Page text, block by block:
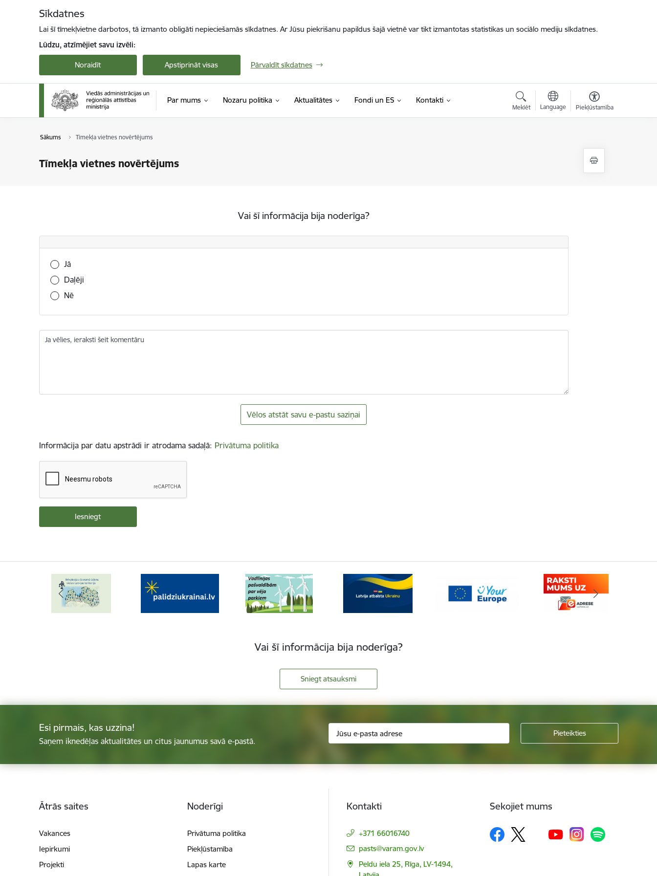
Sīkdatnes
Lai šī tīmekļvietne darbotos, tā izmanto obligāti nepieciešamās sīkdatnes. Ar Jūsu piekrišanu papildus šajā vietnē var tikt izmantotas statistikas un sociālo mediju sīkdatnes.
Lūdzu, atzīmējiet savu izvēli:
Noraidīt Apstiprināt visas Pārvaldīt sīkdatnes
Par mums Nozaru politika Aktualitātes Fondi un ES Kontakti
Meklēt Language Piekļūstamība
Sākums Tīmekļa vietnes novērtējums
Tīmekļa vietnes novērtējums
Vai šī informācija bija noderīga?
Vai šī informācija bija noderīga?
Jā
Daļēji
Nē
Ja vēlies, ieraksti šeit komentāru
Vēlos atstāt savu e-pastu saziņai
Informācija par datu apstrādi ir atrodama sadaļā: Privātuma politika
Vai šī informācija bija noderīga?
Sniegt atsauksmi
Esi pirmais, kas uzzina!
Saņem iknedēļas aktualitātes un citus jaunumus savā e-pastā.
Ātrās saites
Vakances
Iepirkumi
Projekti
Noderīgi
Privātuma politika
Piekļūstamība
Lapas karte
Kontakti
+371 66016740
E-pasts:
pasts@varam.gov.lv
Peldu iela 25, Rīga, LV-1494,
Sekojiet mums